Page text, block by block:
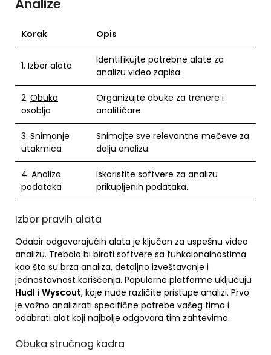
Analize
Korak Opis
1. Izbor alata
Identifikujte potrebne alate za
analizu video zapisa.
2. Obuka
osoblja
Organizujte obuke za trenere i
analitičare.
3. Snimanje
utakmica
Snimajte sve relevantne mečeve za
dalju analizu.
4. Analiza
podataka
Iskoristite softvere za analizu
prikupljenih podataka.
Izbor pravih alata
Odabir odgovarajućih alata je ključan za uspešnu video
analizu. Trebalo bi birati softvere sa funkcionalnostima
kao što su brza analiza, detaljno izveštavanje i
jednostavnost korišćenja. Popularne platforme uključuju
Hudl i Wyscout, koje nude različite pristupe analizi. Prvo
je važno analizirati specifične potrebe vašeg tima i
odabrati alat koji najbolje odgovara tim zahtevima.
Obuka stručnog kadra